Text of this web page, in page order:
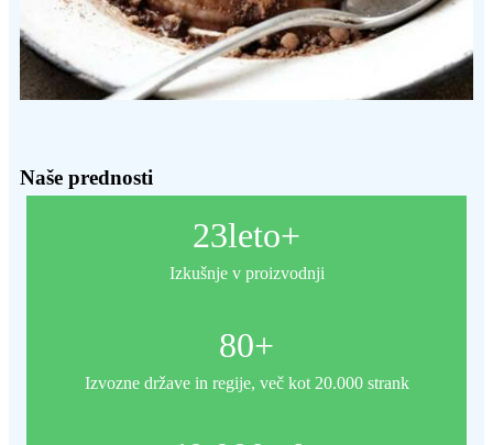
Naše prednosti
23leto+
Izkušnje v proizvodnji
80+
Izvozne države in regije, več kot 20.000 strank